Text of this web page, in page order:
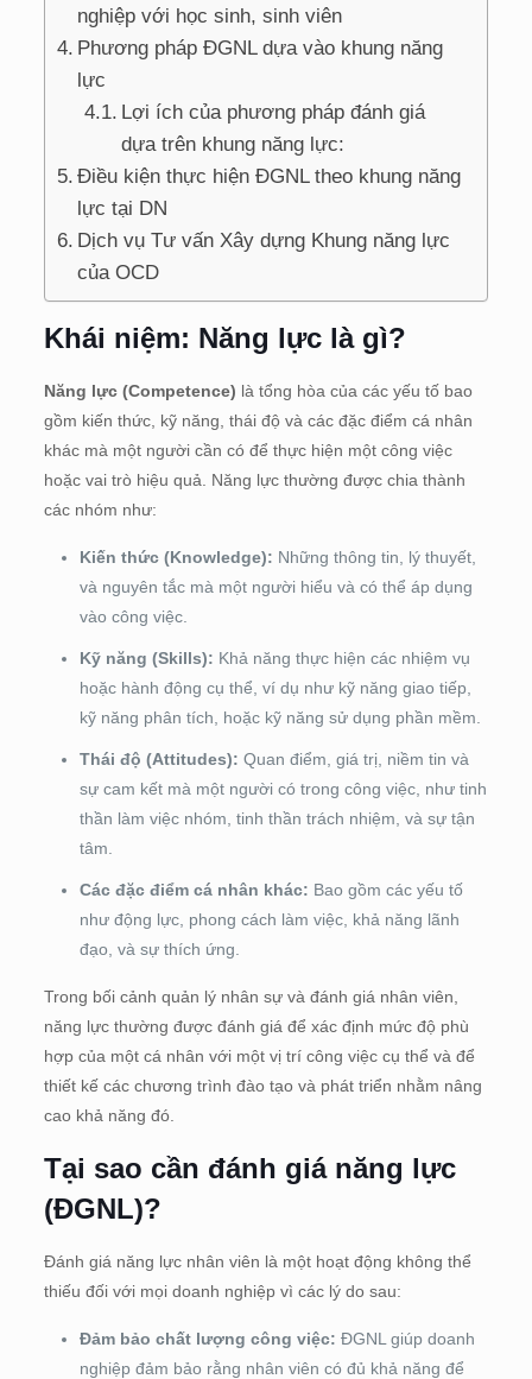
nghiệp với học sinh, sinh viên
Phương pháp ĐGNL dựa vào khung năng
lực
Lợi ích của phương pháp đánh giá
dựa trên khung năng lực:
Điều kiện thực hiện ĐGNL theo khung năng
lực tại DN
Dịch vụ Tư vấn Xây dựng Khung năng lực
của OCD
Khái niệm: Năng lực là gì?
Năng lực (Competence) là tổng hòa của các yếu tố bao
gồm kiến thức, kỹ năng, thái độ và các đặc điểm cá nhân
khác mà một người cần có để thực hiện một công việc
hoặc vai trò hiệu quả. Năng lực thường được chia thành
các nhóm như:
Kiến thức (Knowledge): Những thông tin, lý thuyết,
và nguyên tắc mà một người hiểu và có thể áp dụng
vào công việc.
Kỹ năng (Skills): Khả năng thực hiện các nhiệm vụ
hoặc hành động cụ thể, ví dụ như kỹ năng giao tiếp,
kỹ năng phân tích, hoặc kỹ năng sử dụng phần mềm.
Thái độ (Attitudes): Quan điểm, giá trị, niềm tin và
sự cam kết mà một người có trong công việc, như tinh
thần làm việc nhóm, tinh thần trách nhiệm, và sự tận
tâm.
Các đặc điểm cá nhân khác: Bao gồm các yếu tố
như động lực, phong cách làm việc, khả năng lãnh
đạo, và sự thích ứng.
Trong bối cảnh quản lý nhân sự và đánh giá nhân viên,
năng lực thường được đánh giá để xác định mức độ phù
hợp của một cá nhân với một vị trí công việc cụ thể và để
thiết kế các chương trình đào tạo và phát triển nhằm nâng
cao khả năng đó.
Tại sao cần đánh giá năng lực
(ĐGNL)?
Đánh giá năng lực nhân viên là một hoạt động không thể
thiếu đối với mọi doanh nghiệp vì các lý do sau:
Đảm bảo chất lượng công việc: ĐGNL giúp doanh
nghiệp đảm bảo rằng nhân viên có đủ khả năng để